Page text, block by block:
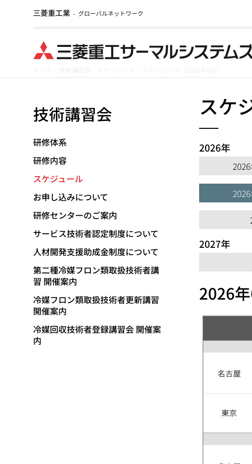
イ
三菱重工業 - グローバルネットワーク
ホーム 技術講習会 スケジュール（2026年6月）
スケ
2026年
2027年
2026
技術講習会
研修体系
研修内容
スケジュール
お申し込みについて
研修センターのご案内
サービス技術者認定制度について
人材開発支援助成金制度について
第二種冷媒フロン類取扱技術者講
習 開催案内
冷媒フロン類取扱技術者更新講習
開催案内
冷媒回収技術者登録講習会 開催案
内